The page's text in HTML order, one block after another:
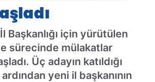
Başkanlığı için yürütülen
sürecinde mülakatlar
Üç adayın katıldığı
yeni il başkanının